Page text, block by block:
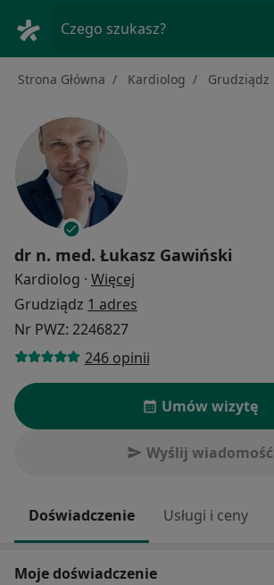
Czego szukasz?
Strona Główna Kardiolog Grudziądz
dr n. med. Łukasz Gawiński
Kardiolog · Więcej
Grudziądz 1 adres
Nr PWZ: 2246827
246 opinii
Umów wizytę
Wyślij wiadomość
Doświadczenie Usługi i ceny
Moje doświadczenie